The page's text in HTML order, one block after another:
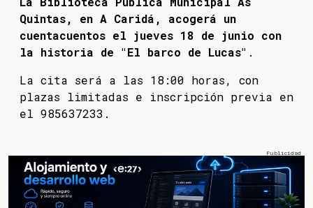
Quintas, en A Caridá, acogerá un
cuentacuentos el jueves 18 de junio con
la historia de "El barco de Lucas" .
La cita será a las 18:00 horas, con
plazas limitadas e inscripción previa en
el 985637233.